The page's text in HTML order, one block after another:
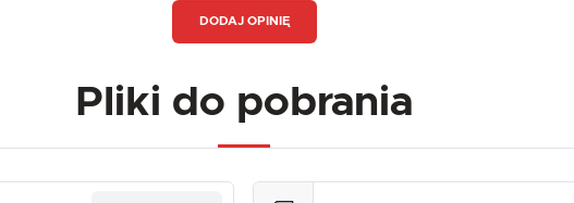
DODAJ OPINIĘ
Pliki do pobrania